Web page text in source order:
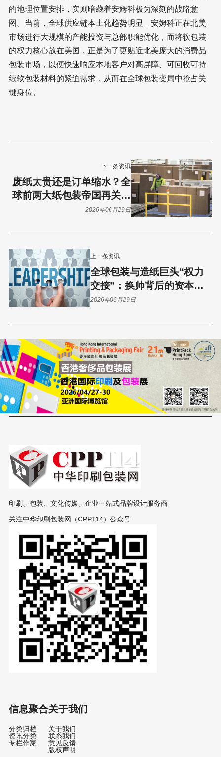
的地理位置安排，实则暗藏着安姆科极为深刻的战略意
图。当前，全球供应链本土化趋势明显，安姆科正在北美
市场进行大规模的产能投资与总部职能优化，而将软包装
的权力核心放在美国，正是为了更贴近北美庞大的消费品
包装市场，以便快速响应本地客户对高屏障、可回收可持
续软包装材料的紧迫需求，从而在全球包装变局中抢占关
键身位。
上一条资讯
全球包装与造纸巨头“权力
交接”：换帅背后的资本博
弈与转型野心
2026年06月29日
下一条资讯
废纸太贵还是订单缩水？全
球前两大纸包装帝国再关闭
4家工厂
2026年06月29日
印刷、包装、文化传媒、企业一站式品牌设计服务商
关注中华印刷包装网（CPP114）公众号
信息聚合
分类归档
资讯分类
专栏作家
关于我们
关于我们
联系我们
意见反馈
版权声明